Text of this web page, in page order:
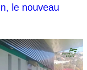
le nouveau